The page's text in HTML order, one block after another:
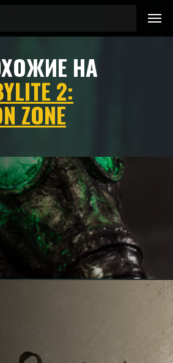
2: Exclusion Zone
НА
2:
ZONE
на Chernobylite 2: Exclusion Zone
понравиться.